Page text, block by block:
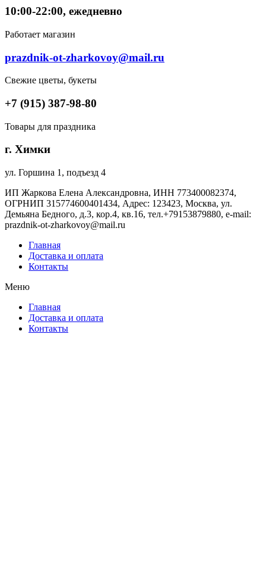
10:00-22:00, ежедневно
Работает магазин
prazdnik-ot-zharkovoy@mail.ru
Свежие цветы, букеты
+7 (915) 387-98-80
Товары для праздника
г. Химки
ул. Горшина 1, подъезд 4
ИП Жаркова Елена Александровна, ИНН 773400082374,
ОГРНИП 315774600401434, Адрес: 123423, Москва, ул.
Демьяна Бедного, д.3, кор.4, кв.16, тел.+79153879880, e-mail:
prazdnik-ot-zharkovoy@mail.ru
Главная
Доставка и оплата
Контакты
Меню
Главная
Доставка и оплата
Контакты